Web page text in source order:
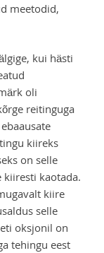
meetodid,
kui hästi
oli
reitinguga
kiireks
on selle
kiiresti kaotada.
kiire
selle
oksjonil on
tehingu eest